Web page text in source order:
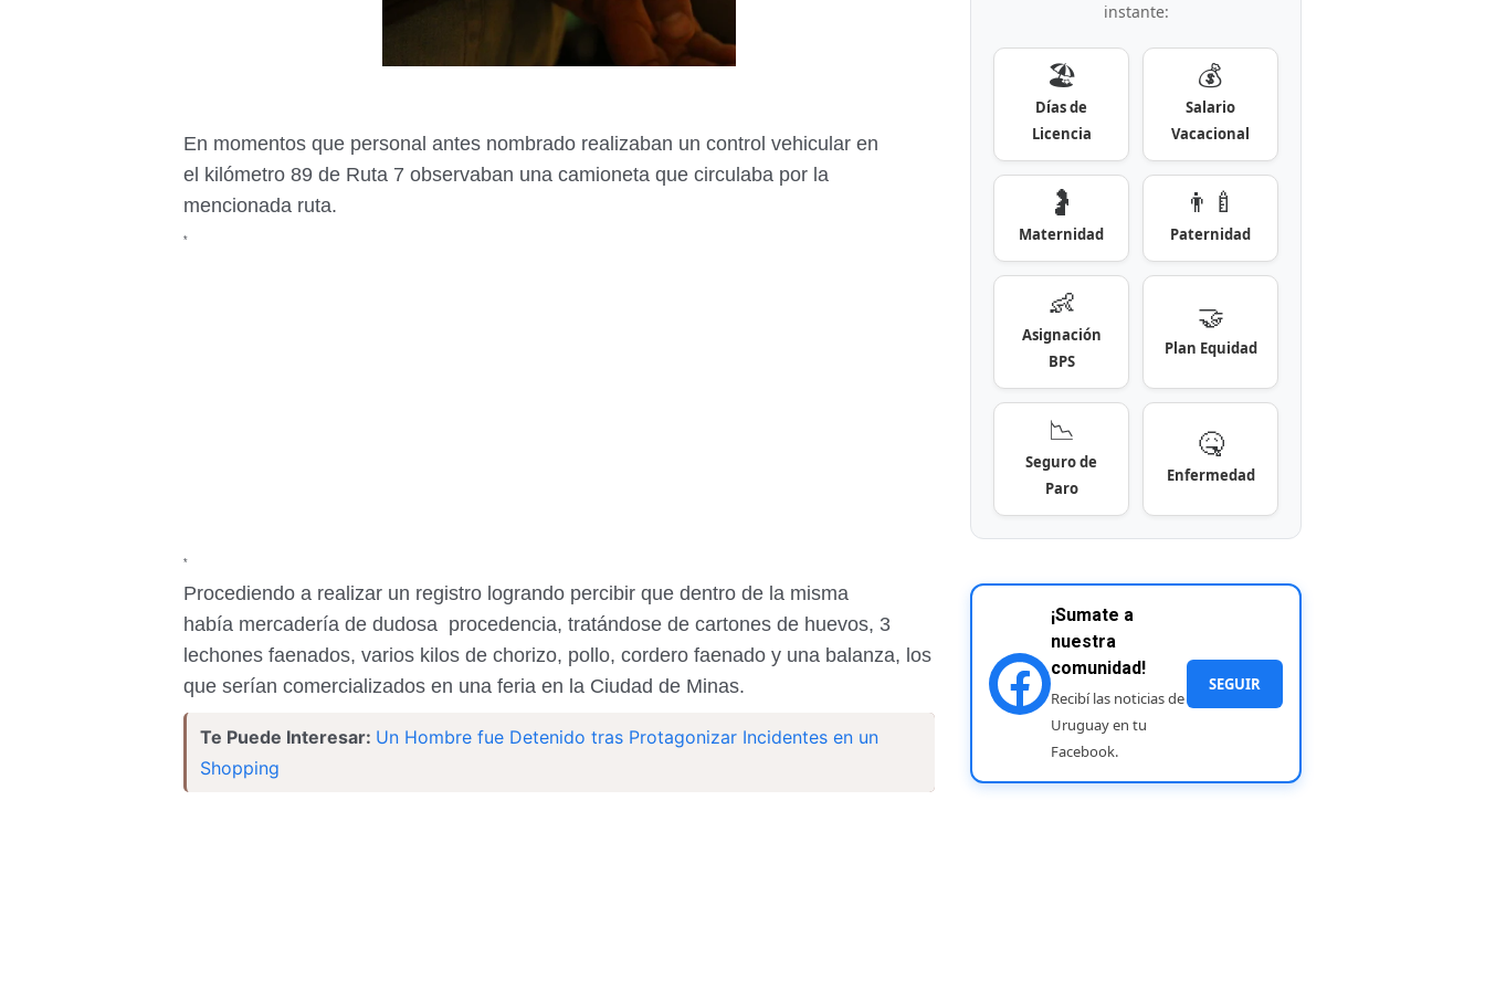
En momentos que personal antes nombrado realizaban un control vehicular en
el kilómetro 89 de Ruta 7 observaban una camioneta que circulaba por la
mencionada ruta.
*
*
Procediendo a realizar un registro logrando percibir que dentro de la misma
había mercadería de dudosa procedencia, tratándose de cartones de huevos, 3
lechones faenados, varios kilos de chorizo, pollo, cordero faenado y una balanza, los
que serían comercializados en una feria en la Ciudad de Minas.
Te Puede Interesar: Un Hombre fue Detenido tras Protagonizar Incidentes en un
Shopping
instante:
🏖️
Días de
Licencia
💰
Salario
Vacacional
🤰
Maternidad
👨‍🍼
Paternidad
👶
Asignación
BPS
🤝
Plan Equidad
📉
Seguro de
Paro
🤒
Enfermedad
¡Sumate a
nuestra
comunidad!
Recibí las noticias de
Uruguay en tu
Facebook.
SEGUIR